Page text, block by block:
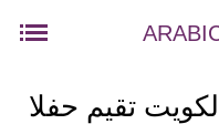
تقيم حفلا